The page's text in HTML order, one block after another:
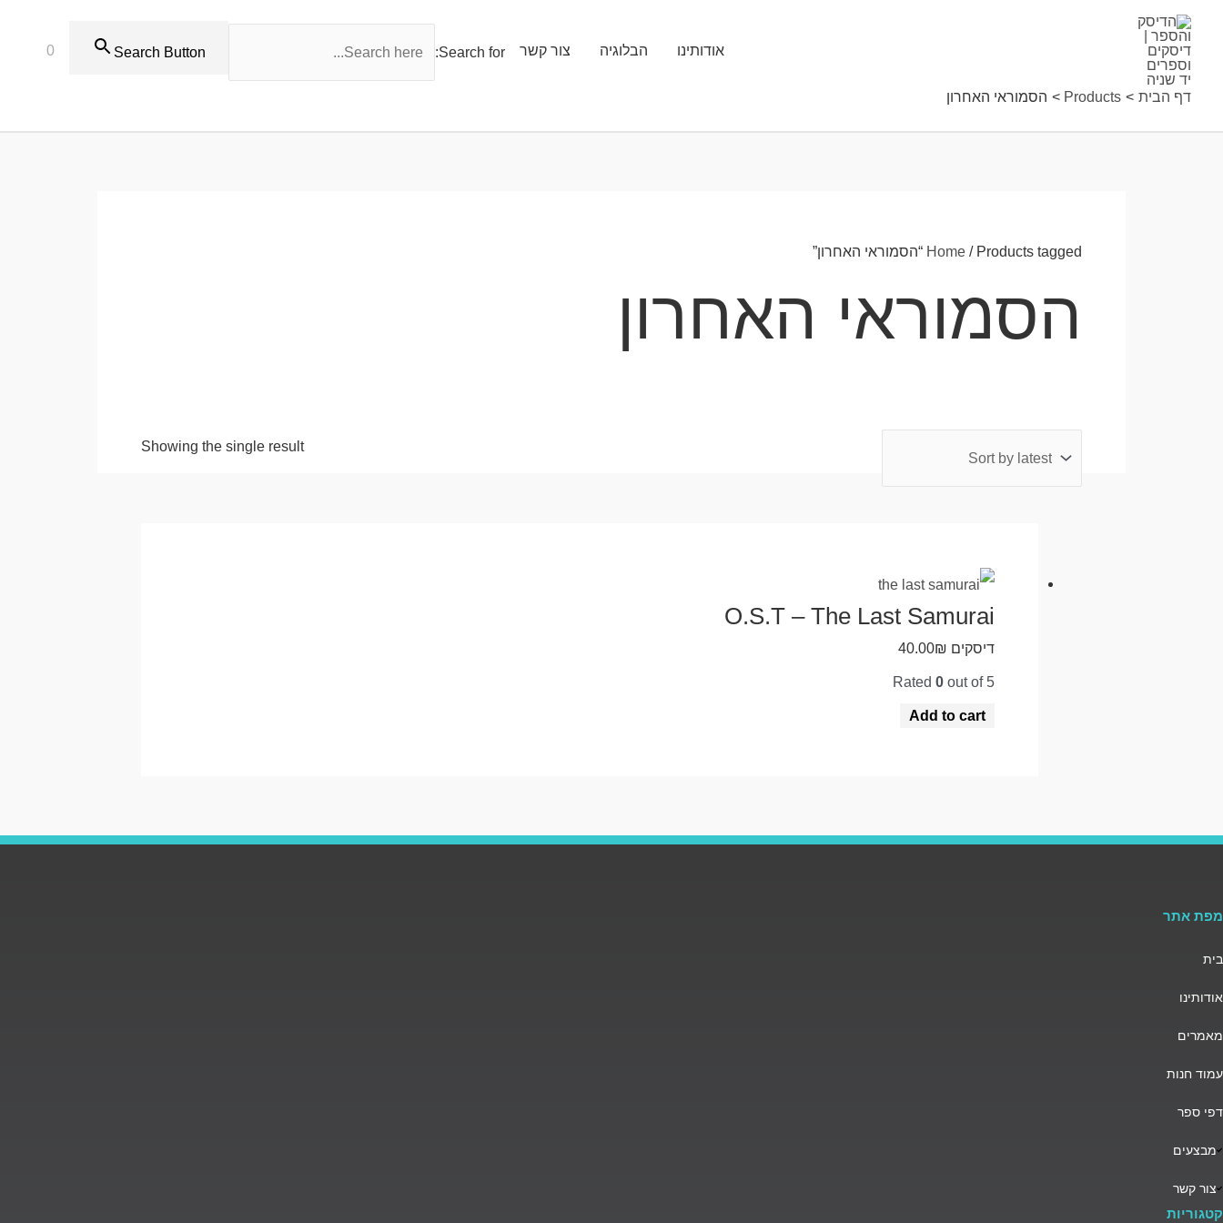
אודותינו הבלוגיה צור קשר Search for:
Search Button
0
דף הבית Products הסמוראי האחרון
Home / Products tagged “הסמוראי האחרון”
הסמוראי האחרון
Showing the single result
O.S.T – The Last Samurai
דיסקים 40.00₪
Rated 0 out of 5
Add to cart
מפת אתר
בית
אודותינו
מאמרים
עמוד חנות
דפי ספר
מבצעים
צור קשר
קטגוריות